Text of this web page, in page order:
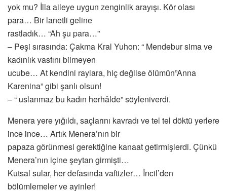
yok mu? İlla aileye uygun zenginlik arayışı. Kör olası
para… Bir lanetli geline
rastladık… “Ah şu para…”
– Peşi sırasında: Çakma Kral Yuhon: “ Mendebur sima ve
kadınlık vasfını bilmeyen
ucube… At kendini raylara, hiç değilse ölümün”Anna
Karenina” gibi şanlı olsun!
– “ uslanmaz bu kadın herhâlde” söyleniverdi.
Menera yere yığıldı, saçlarını kavradı ve tel tel döktü yerlere
ince ince… Artık Menera’nın bir
papaza görünmesi gerektiğine kanaat getirmişlerdi. Çünkü
Menera’nın içine şeytan girmişti…
Kutsal sular, her defasında vaftizler… İncil’den
bölümlemeler ve ayinler!